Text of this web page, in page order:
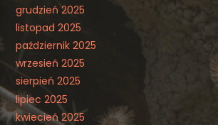
grudzień 2025
listopad 2025
październik 2025
wrzesień 2025
sierpień 2025
lipiec 2025
kwiecień 2025